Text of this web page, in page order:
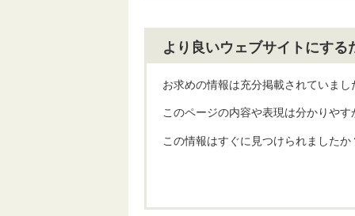
より良いウェブサイトにす
お求めの情報は充分掲載されていまし
このページの内容や表現は分かりやす
この情報はすぐに見つけられましたか